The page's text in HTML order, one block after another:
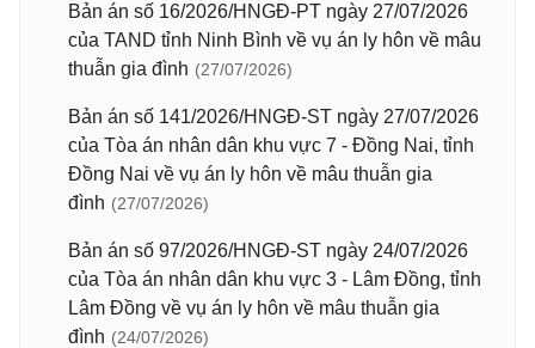
Bản án số 16/2026/HNGĐ-PT ngày 27/07/2026
của TAND tỉnh Ninh Bình về vụ án ly hôn về mâu
thuẫn gia đình (27/07/2026)
Bản án số 141/2026/HNGĐ-ST ngày 27/07/2026
của Tòa án nhân dân khu vực 7 - Đồng Nai, tỉnh
Đồng Nai về vụ án ly hôn về mâu thuẫn gia
đình (27/07/2026)
Bản án số 97/2026/HNGĐ-ST ngày 24/07/2026
của Tòa án nhân dân khu vực 3 - Lâm Đồng, tỉnh
Lâm Đồng về vụ án ly hôn về mâu thuẫn gia
đình (24/07/2026)